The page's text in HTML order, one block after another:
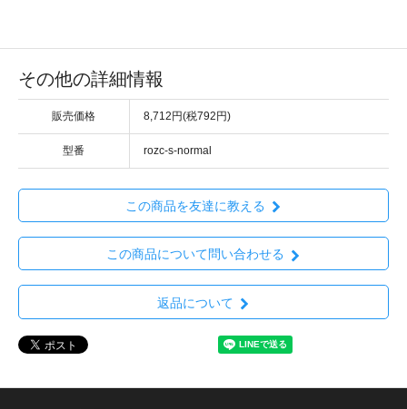
その他の詳細情報
販売価格 8,712円(税792円)
型番 rozc-s-normal
この商品を友達に教える
この商品について問い合わせる
返品について